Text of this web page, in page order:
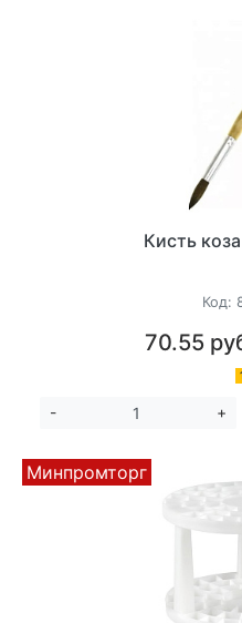
Кисть
Код:
70.55
- +
Минпромторг